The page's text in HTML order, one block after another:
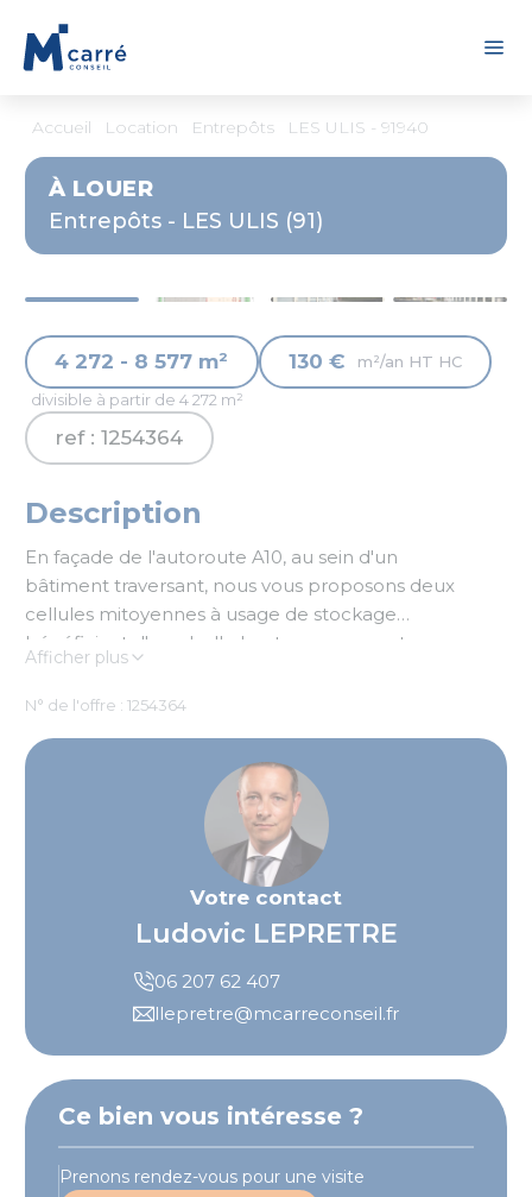
Accueil Location Entrepôts LES ULIS - 91940
À LOUER
Entrepôts - LES ULIS (91)
4 272 - 8 577 m²
divisible à partir de 4 272 m²
130 € m²/an HT HC
ref : 1254364
Description
En façade de l'autoroute A10, au sein d'un
bâtiment traversant, nous vous proposons deux
cellules mitoyennes à usage de stockage
bénéficiant d'une belle hauteur sous poutre .
Site bénéficiant des ICPE 1510-1530-2925
Afficher plus
N° de l'offre : 1254364
Votre contact
Ludovic LEPRETRE
06 207 62 407
llepretre@mcarreconseil.fr
Ce bien vous intéresse ?
Prenons rendez-vous pour une visite